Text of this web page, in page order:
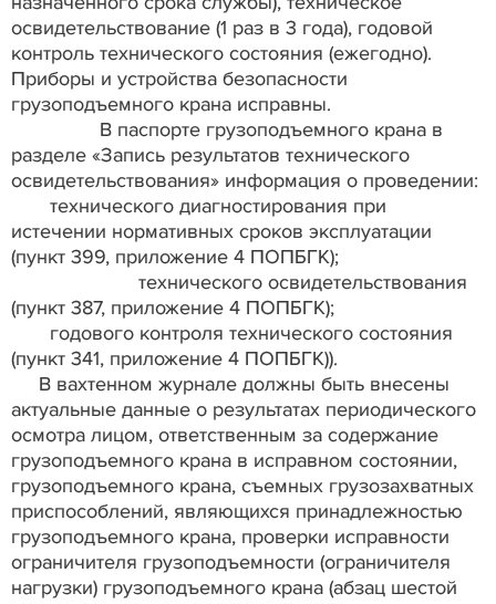
освидетельствование (1 раз в 3 года), годовой
контроль технического состояния (ежегодно).
Приборы и устройства безопасности
грузоподъемного крана исправны.
В паспорте грузоподъемного крана в
разделе «Запись результатов технического
освидетельствования» информация о проведении:
технического диагностирования при
истечении нормативных сроков эксплуатации
(пункт 399, приложение 4 ПОПБГК);
технического освидетельствования
(пункт 387, приложение 4 ПОПБГК);
годового контроля технического состояния
(пункт 341, приложение 4 ПОПБГК)).
В вахтенном журнале должны быть внесены
актуальные данные о результатах периодического
осмотра лицом, ответственным за содержание
грузоподъемного крана в исправном состоянии,
грузоподъемного крана, съемных грузозахватных
приспособлений, являющихся принадлежностью
грузоподъемного крана, проверки исправности
ограничителя грузоподъемности (ограничителя
нагрузки) грузоподъемного крана (абзац шестой